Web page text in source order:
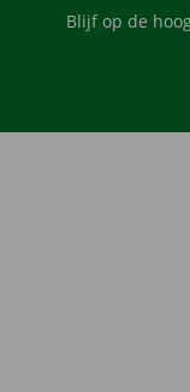
Blijf op de